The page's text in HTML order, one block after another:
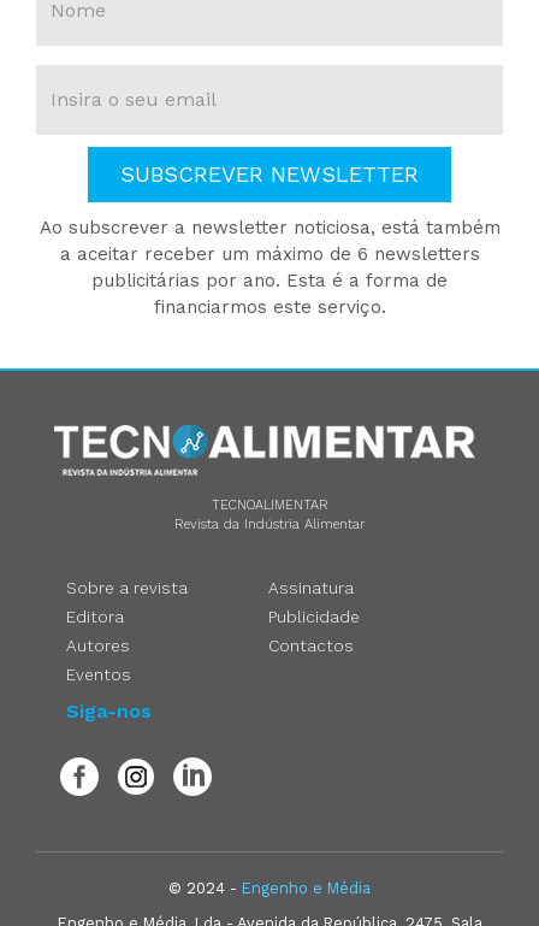
SUBSCREVER NEWSLETTER
Ao subscrever a newsletter noticiosa, está também
a aceitar receber um máximo de 6 newsletters
publicitárias por ano. Esta é a forma de
financiarmos este serviço.
TECNOALIMENTAR
Revista da Indústria Alimentar
Sobre a revista
Editora
Autores
Eventos
Assinatura
Publicidade
Contactos
Siga-nos
© 2024 - Engenho e Média